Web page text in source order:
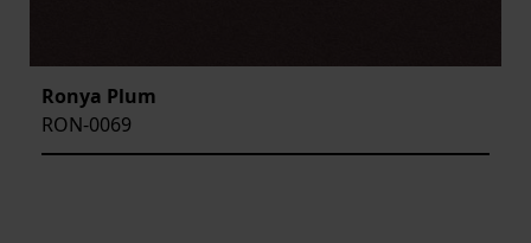
Ronya Plum
RON-0069